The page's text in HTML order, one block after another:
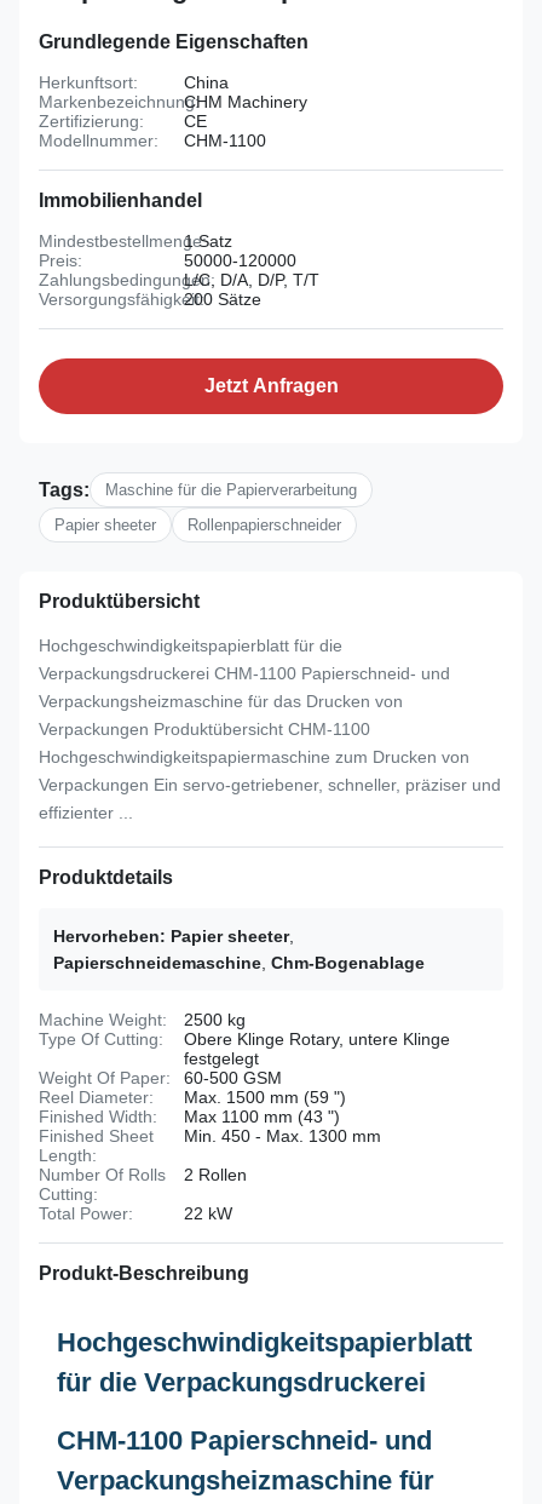
Grundlegende Eigenschaften
Herkunftsort:
China
Markenbezeichnung:CHM Machinery
Zertifizierung:
CE
Modellnummer:
CHM-1100
Immobilienhandel
Mindestbestellmenge:1 Satz
Preis:
50000-120000
Zahlungsbedingungen:L/C, D/A, D/P, T/T
Versorgungsfähigkeit:200 Sätze
Jetzt Anfragen
Tags:
Maschine für die Papierverarbeitung
Papier sheeter
Rollenpapierschneider
Produktübersicht
Hochgeschwindigkeitspapierblatt für die
Verpackungsdruckerei CHM-1100 Papierschneid- und
Verpackungsheizmaschine für das Drucken von
Verpackungen Produktübersicht CHM-1100
Hochgeschwindigkeitspapiermaschine zum Drucken von
Verpackungen Ein servo-getriebener, schneller, präziser und
effizienter ...
Produktdetails
Hervorheben: Papier sheeter,
Papierschneidemaschine Chm-Bogenablage
Machine Weight:
2500 kg
Type Of Cutting:
Obere Klinge Rotary, untere Klinge
festgelegt
Weight Of Paper:
60-500 GSM
Reel Diameter:
Max. 1500 mm (59 ")
Finished Width:
Max 1100 mm (43 ")
Finished Sheet
Length:
Min. 450 - Max. 1300 mm
Number Of Rolls
Cutting:
2 Rollen
Total Power:
22 kW
Produkt-Beschreibung
Hochgeschwindigkeitspapierblatt
für die Verpackungsdruckerei
CHM-1100 Papierschneid- und
Verpackungsheizmaschine für